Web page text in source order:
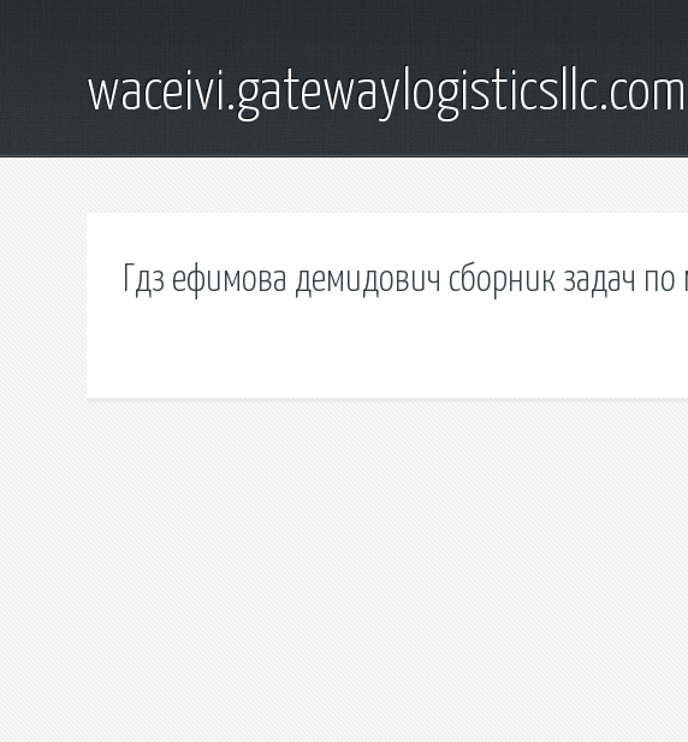
waceivi.gatewaylogisticsllc.com
Гдз ефимова демидович сборник задач по